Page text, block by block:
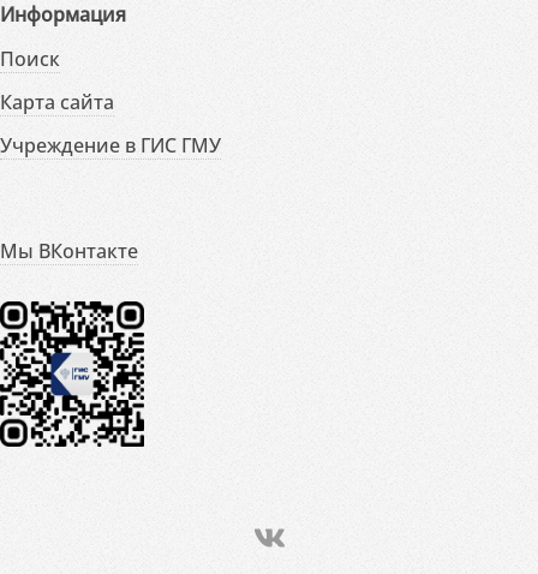
Информация
Поиск
Карта сайта
Учреждение в ГИС ГМУ
Мы ВКонтакте